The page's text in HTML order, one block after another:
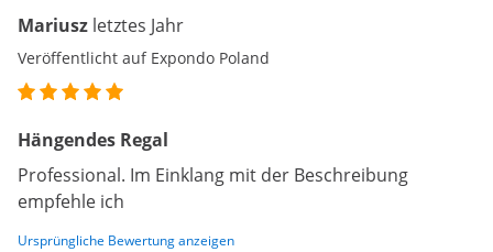
Mariusz letztes Jahr
Veröffentlicht auf Expondo Poland
Hängendes Regal
Professional. Im Einklang mit der Beschreibung
empfehle ich
Ursprüngliche Bewertung anzeigen